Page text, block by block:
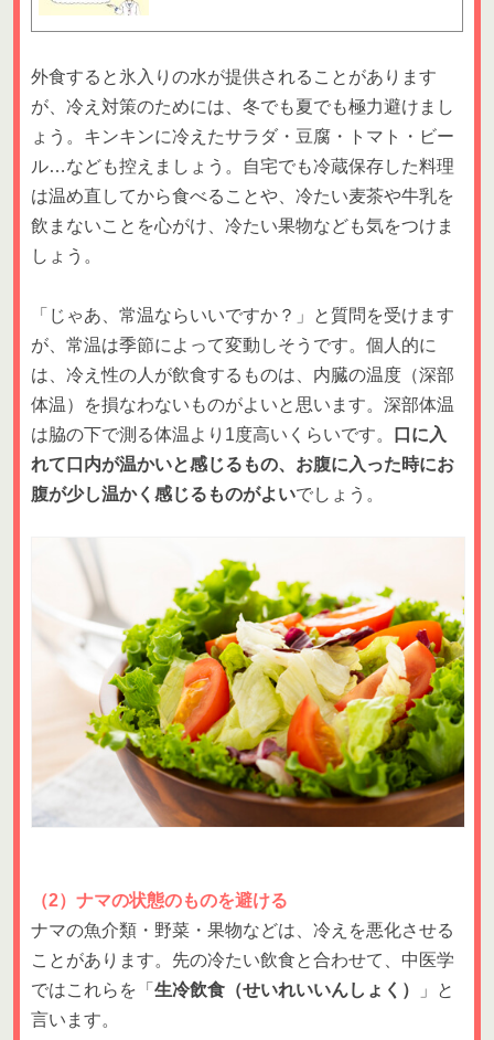
外食すると氷入りの水が提供されることがあります
が、冷え対策のためには、冬でも夏でも極力避けまし
ょう。キンキンに冷えたサラダ・豆腐・トマト・ビー
ル…なども控えましょう。自宅でも冷蔵保存した料理
は温め直してから食べることや、冷たい麦茶や牛乳を
飲まないことを心がけ、冷たい果物なども気をつけま
しょう。
「じゃあ、常温ならいいですか？」と質問を受けます
が、常温は季節によって変動しそうです。個人的に
は、冷え性の人が飲食するものは、内臓の温度（深部
体温）を損なわないものがよいと思います。深部体温
は脇の下で測る体温より1度高いくらいです。
口に入
れて口内が温かいと感じるもの、お腹に入った時にお
腹が少し温かく感じるものがよいでしょう。
（2）ナマの状態のものを避ける
ナマの魚介類・野菜・果物などは、冷えを悪化させる
ことがあります。先の冷たい飲食と合わせて、中医学
ではこれらを「 生冷飲食（せいれいいんしょく）
」と
言います。